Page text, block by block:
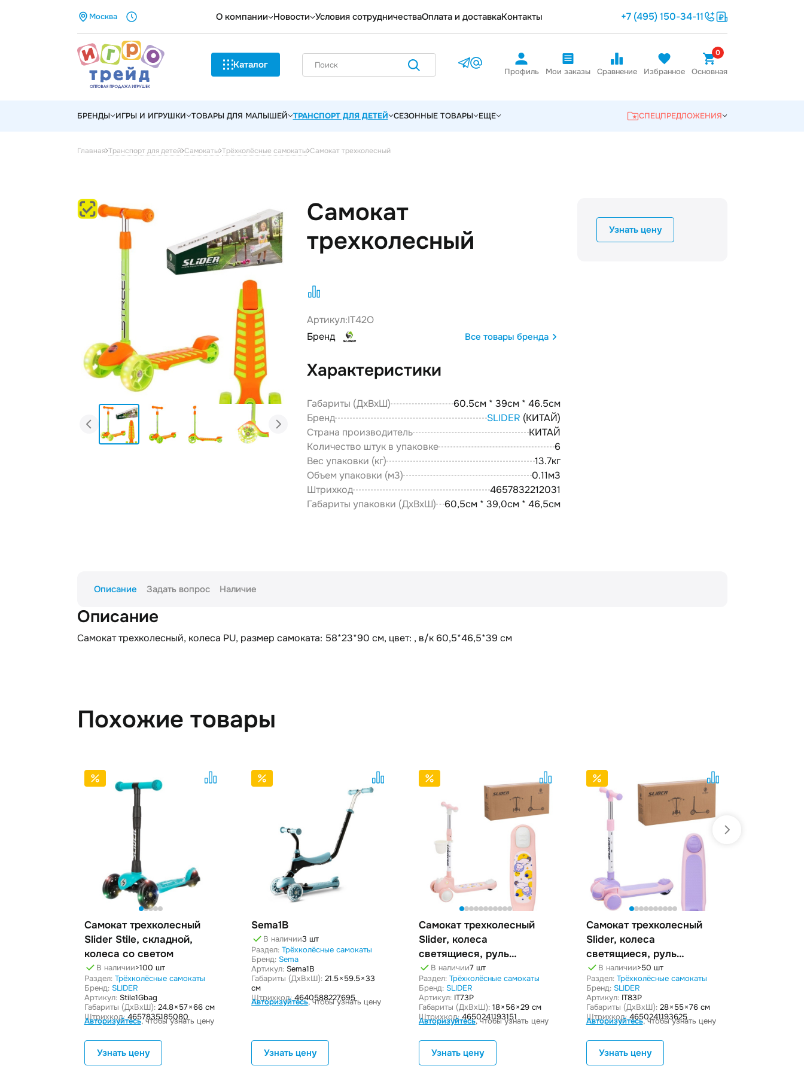
Москва О компании Новости Условия сотрудничестваОплата и доставкаКонтакты +7 (495) 150-34-11
Каталог
Профиль Мои заказы Сравнение Избранное
0
Основная
БРЕНДЫ ИГРЫ И ИГРУШКИ ТОВАРЫ ДЛЯ МАЛЫШЕЙ ТРАНСПОРТ ДЛЯ ДЕТЕЙ СЕЗОННЫЕ ТОВАРЫ ЕЩЕ СПЕЦПРЕДЛОЖЕНИЯ
Главная Транспорт для детей Самокаты Трёхколёсные самокаты Самокат трехколесный
Узнать цену
Самокат
трехколесный
Артикул:IT42O
Бренд
Все товары бренда
Характеристики
Габариты (ДxВxШ)
60.5см * 39см * 46.5см
Бренд
SLIDER (КИТАЙ)
Страна производитель
КИТАЙ
Количество штук в упаковке
6
Вес упаковки (кг)
13.7кг
Объем упаковки (м3)
0.11м3
Штрихкод
4657832212031
Габариты упаковки (ДxВxШ)
60,5см * 39,0см * 46,5см
Описание Задать вопрос Наличие
Описание
Самокат трехколесный, колеса PU, размер самоката: 58*23*90 см, цвет: , в/к 60,5*46,5*39 см
Похожие товары
Самокат трехколесный
Slider Stile, складной,
колеса со светом
В наличии>100 шт
Раздел: Трёхколёсные самокаты
Бренд: SLIDER
Артикул:Stile1Gbag
Габариты (ДxВxШ):24.8 × 57 × 66 см
Штрихкод:4657835185080
Авторизуйтесь, чтобы узнать цену
Узнать цену
Sema1B
В наличии3 шт
Раздел: Трёхколёсные самокаты
Бренд: Sema
Артикул: Sema1B
Габариты (ДxВxШ): 21.5 × 59.5 × 33
см
Штрихкод: 4640588227695
Авторизуйтесь, чтобы узнать цену
Узнать цену
Самокат трехколесный
Slider, колеса
светящиеся, руль
складной
В наличии7 шт
Раздел: Трёхколёсные самокаты
Бренд: SLIDER
Артикул: IT73P
Габариты (ДxВxШ): 18 × 56 × 29 см
Штрихкод: 4650241193151
Авторизуйтесь, чтобы узнать цену
Узнать цену
Самокат трехколесный
Slider, колеса
светящиеся, руль
складной
В наличии>50 шт
Раздел: Трёхколёсные самокаты
Бренд: SLIDER
Артикул:IT83P
Габариты (ДxВxШ):28 × 55 × 76 см
Штрихкод:4650241193625
Авторизуйтесь, чтобы узнать цену
Узнать цену